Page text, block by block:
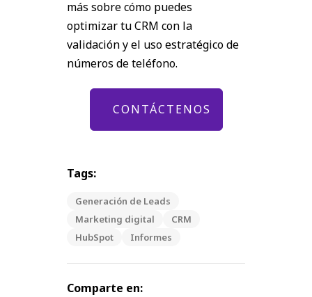
más sobre cómo puedes
optimizar tu CRM con la
validación y el uso estratégico de
números de teléfono.
CONTÁCTENOS
Tags:
Generación de Leads
Marketing digital
CRM
HubSpot
Informes
Comparte en: